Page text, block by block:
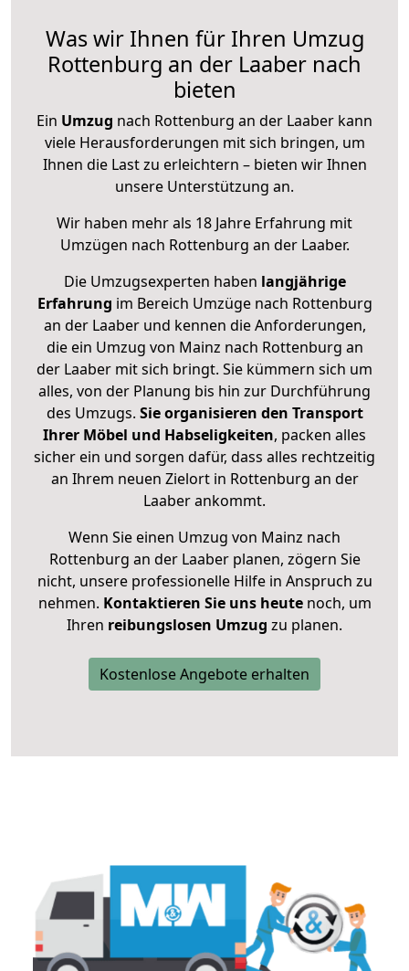
Was wir Ihnen für Ihren Umzug
Rottenburg an der Laaber nach
bieten
Ein Umzug nach Rottenburg an der Laaber kann
viele Herausforderungen mit sich bringen, um
Ihnen die Last zu erleichtern – bieten wir Ihnen
unsere Unterstützung an.
Wir haben mehr als 18 Jahre Erfahrung mit
Umzügen nach Rottenburg an der Laaber.
Die Umzugsexperten haben langjährige
Erfahrung im Bereich Umzüge nach Rottenburg
an der Laaber und kennen die Anforderungen,
die ein Umzug von Mainz nach Rottenburg an
der Laaber mit sich bringt. Sie kümmern sich um
alles, von der Planung bis hin zur Durchführung
des Umzugs. Sie organisieren den Transport
Ihrer Möbel und Habseligkeiten, packen alles
sicher ein und sorgen dafür, dass alles rechtzeitig
an Ihrem neuen Zielort in Rottenburg an der
Laaber ankommt.
Wenn Sie einen Umzug von Mainz nach
Rottenburg an der Laaber planen, zögern Sie
nicht, unsere professionelle Hilfe in Anspruch zu
nehmen. Kontaktieren Sie uns heutenoch, um
Ihren reibungslosen Umzug zu planen.
Kostenlose Angebote erhalten